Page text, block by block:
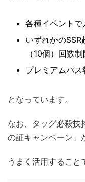
各種イベントで
いずれかの
（10個）回数
プレミアムパス
となっています。
なお、タッグ必殺技
の証キャンペーン」
うまく活用すること